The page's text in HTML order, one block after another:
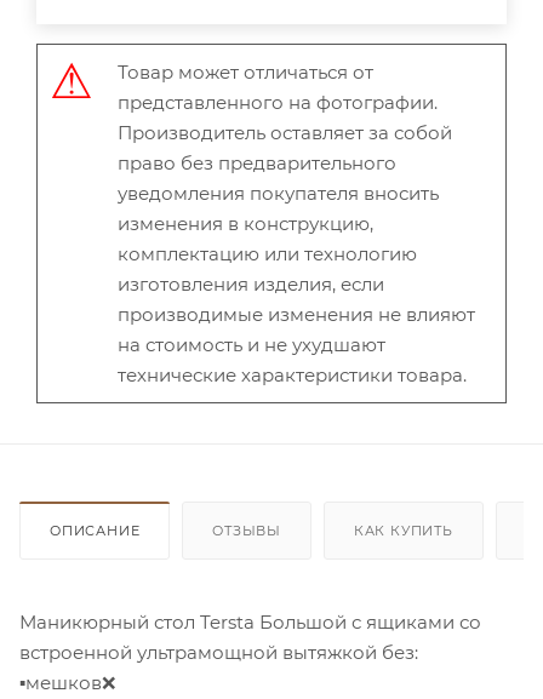
Товар может отличаться от
представленного на фотографии.
Производитель оставляет за собой
право без предварительного
уведомления покупателя вносить
изменения в конструкцию,
комплектацию или технологию
изготовления изделия, если
производимые изменения не влияют
на стоимость и не ухудшают
технические характеристики товара.
ОПИСАНИЕ ОТЗЫВЫ КАК КУПИТЬ
Маникюрный стол Tersta Большой с ящиками со
встроенной ультрамощной вытяжкой без:
▪мешков❌